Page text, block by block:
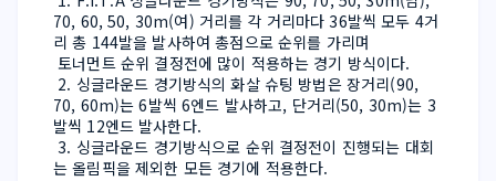
70, 60, 50, 30m(여) 거리를 각 거리마다 36발씩 모두 4거
리 총 144발을 발사하여 총점으로 순위를 가리며
토너먼트 순위 결정전에 많이 적용하는 경기 방식이다.
70, 60m)는 6발씩 6엔드 발사하고, 단거리(50, 30m)는 3
발씩 12엔드 발사한다.
3. 싱글라운드 경기방식으로 순위 결정전이 진행되는 대회
는 올림픽을 제외한 모든 경기에 적용한다.